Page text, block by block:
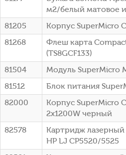
м2/белый матовое
81205
Корпус SuperMicro
81268
Флеш карта
(TS8GCF133)
81504
Модуль SuperMicro
81512
Блок питания
82000
Корпус SuperMicro
2x1200W черный
82578
Картридж лазерный
HP LJ CP5520/5525